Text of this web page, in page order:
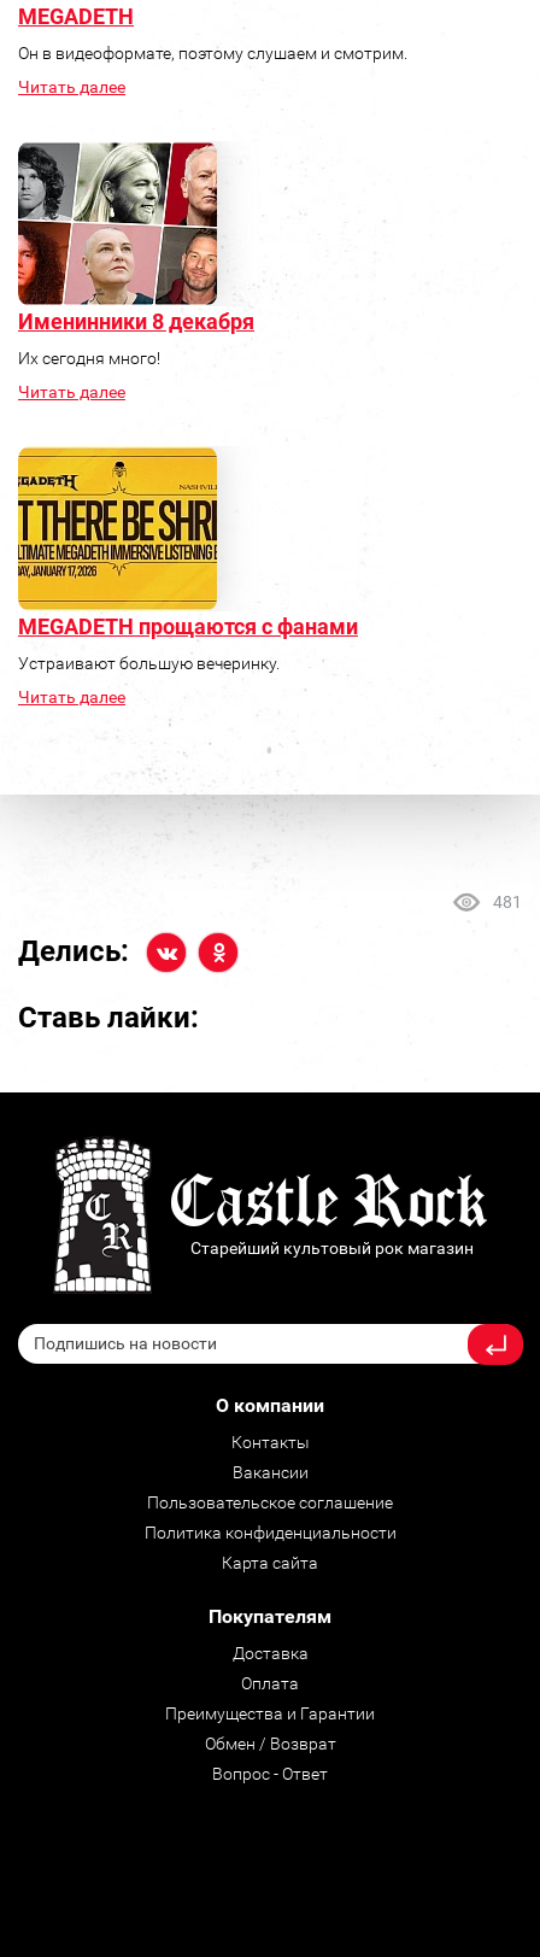
MEGADETH
Он в видеоформате, поэтому слушаем и смотрим.
Читать далее
Именинники 8 декабря
Их сегодня много!
Читать далее
MEGADETH прощаются с фанами
Устраивают большую вечеринку.
Читать далее
481
Делись:
Ставь лайки:
Старейший культовый рок магазин
О компании
Контакты
Вакансии
Пользовательское соглашение
Политика конфиденциальности
Карта сайта
Покупателям
Доставка
Оплата
Преимущества и Гарантии
Обмен / Возврат
Вопрос - Ответ